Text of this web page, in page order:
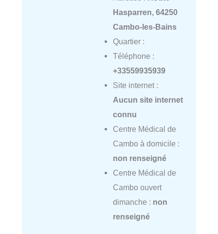
Hasparren, 64250
Cambo-les-Bains
Quartier :
Téléphone :
+33559935939
Site internet :
Aucun site internet
connu
Centre Médical de
Cambo à domicile :
non renseigné
Centre Médical de
Cambo ouvert
dimanche : non
renseigné